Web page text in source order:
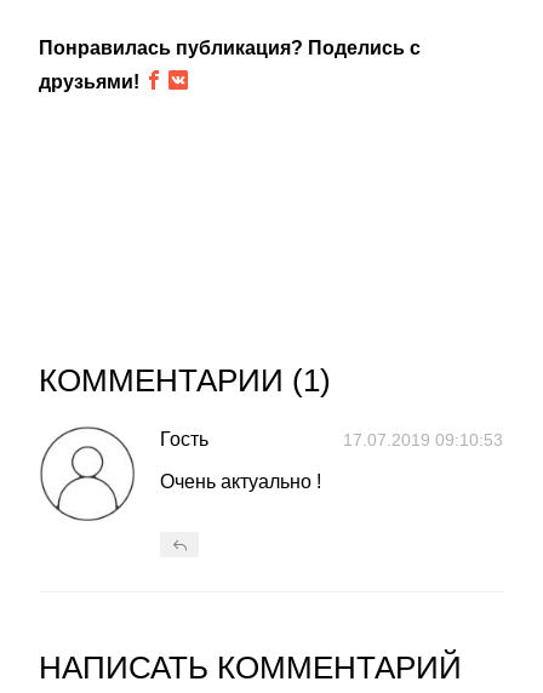
Понравилась публикация? Поделись с
друзьями!
КОММЕНТАРИИ (1)
Гость 17.07.2019 09:10:53
Очень актуально !
НАПИСАТЬ КОММЕНТАРИЙ